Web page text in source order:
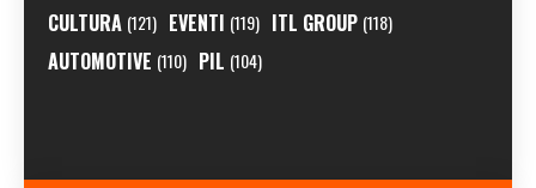
CULTURA (121) EVENTI (119) ITL GROUP (118)
AUTOMOTIVE (110) PIL (104)